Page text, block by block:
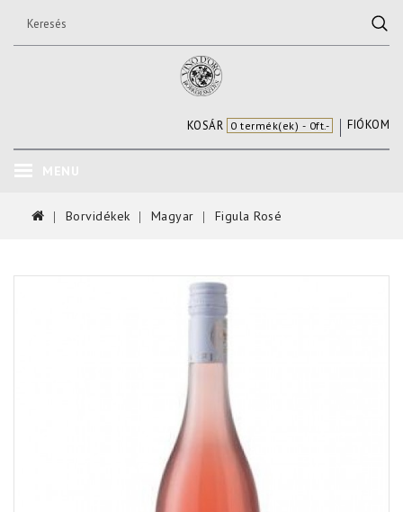
FIÓKOM
KOSÁR 0 termék(ek) - 0ft.-
Borvidékek Magyar Figula Rosé